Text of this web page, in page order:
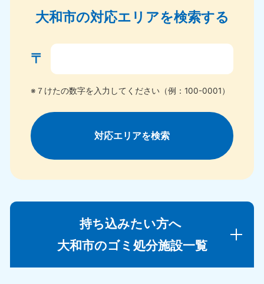
大和市の対応エリアを検索する
〒
※７けたの数字を入力してください（例：100-0001）
対応エリアを検索
持ち込みたい方へ
大和市のゴミ処分施設一覧